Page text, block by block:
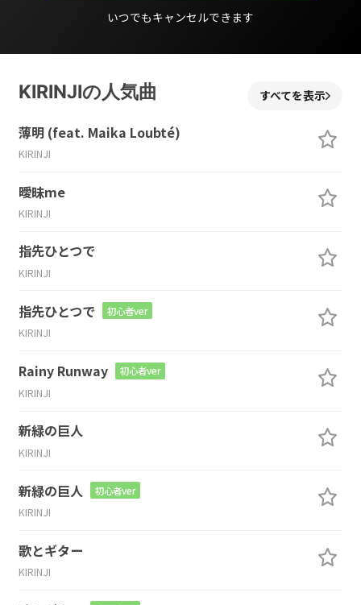
いつでもキャンセルできます
KIRINJIの人気曲 すべてを表示
薄明 (feat. Maika Loubté)
KIRINJI
曖昧me
KIRINJI
指先ひとつで
KIRINJI
指先ひとつで 初心者ver
KIRINJI
Rainy Runway 初心者ver
KIRINJI
新緑の巨人
KIRINJI
新緑の巨人 初心者ver
KIRINJI
歌とギター
KIRINJI